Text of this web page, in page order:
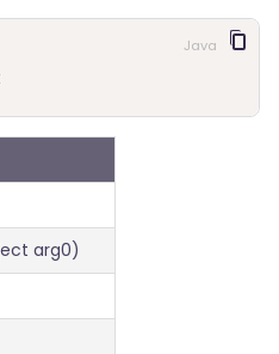
Java
arg0)